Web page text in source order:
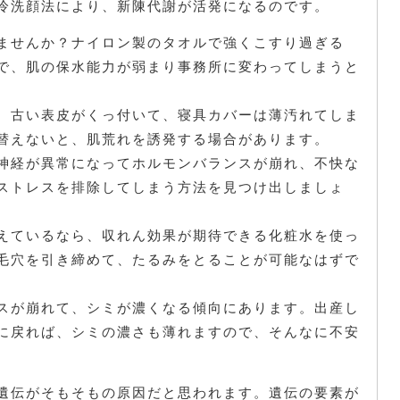
顔法により、新陳代謝が活発になるのです。
せんか？ナイロン製のタオルで強くこすり過ぎる
肌の保水能力が弱まり事務所に変わってしまうと
い表皮がくっ付いて、寝具カバーは薄汚れてしま
ないと、肌荒れを誘発する場合があります。
経が異常になってホルモンバランスが崩れ、不快な
レスを排除してしまう方法を見つけ出しましょ
ているなら、収れん効果が期待できる化粧水を使っ
穴を引き締めて、たるみをとることが可能なはずで
が崩れて、シミが濃くなる傾向にあります。出産し
戻れば、シミの濃さも薄れますので、そんなに不安
伝がそもそもの原因だと思われます。遺伝の要素が